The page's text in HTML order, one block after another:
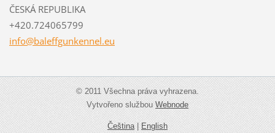
ČESKÁ REPUBLIKA
+420.724065799
info@baleffgunkennel.eu
© 2011 Všechna práva vyhrazena.
Vytvořeno službouWebnode
Čeština|English